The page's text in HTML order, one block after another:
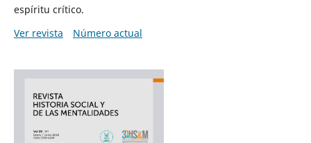
espíritu crítico.
Ver revista
Número actual